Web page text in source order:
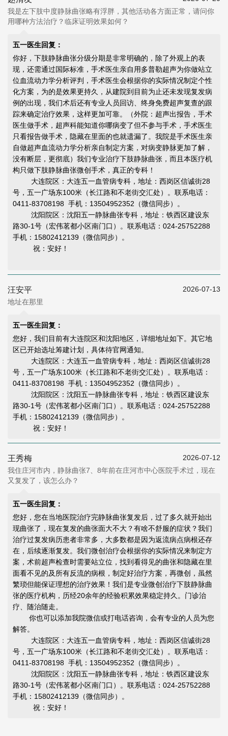
我是左下肢中度静脉曲张略有浮胖，其他活动各方面正常，请问你
用哪种方法治疗？临床证明效果如何？
五一医生回复：
你好，下肢静脉曲张分级分期是非常明确的，除了外观上的表
现，还需通过国际标准，手术医生亲自用多普勒超声为你做站立
位血流动力学分析评判，手术医生会根据你的实际情况制定个性
化方案，为的是效果更持久，从建院到目前为止还未发现复发病
例的出现，我们术后还有专业人员回访、终身免费超声复查的跟
踪来确定治疗效果，这样更加可靠。（外院：超声出报告，手术
医生做手术，超声科能知道你哪病变了但不参与手术，手术医生
只看报告做手术，隐藏在里面的也就遗漏了。我院是手术医生亲
自做超声血流动力学分析亲自制定方案，对病变静脉更加了解，
没有断层，更彻底）我们专业治疗下肢静脉曲张，而且本医疗机
构只做下肢静脉曲张微创手术，真正的专科！
大连院区：大连五一血管病专科，地址：西岗区信诚街28
号，五一广场东100米（长江路和不老街交汇处）。联系电话：
0411-83708198 手机：13504952352（微信同步）。
沈阳院区：沈阳五一静脉曲张专科，地址：铁西区建设东
路30-1号（宏伟茗都小区南门口）。联系电话：024-25752288
手机：15802412139（微信同步）。
祝：安好！
汪安平
2026-07-13
地址在那里
五一医生回复：
您好，我们目前有大连院区和沈阳地区，详细地址如下。其它地
区已开始选址筹建计划，具体待官网通知。
大连院区：大连五一血管病专科，地址：西岗区信诚街28
号，五一广场东100米（长江路和不老街交汇处）。联系电话：
0411-83708198 手机：13504952352（微信同步）。
沈阳院区：沈阳五一静脉曲张专科，地址：铁西区建设东
路30-1号（宏伟茗都小区南门口）。联系电话：024-25752288
手机：15802412139（微信同步）。
祝：安好！
王秀梅
2026-07-12
我住庄河市内，静脉曲张7、8年前在庄河市中心医院手术过，现在
又复发了，该怎么办？
五一医生回复：
您好，您在当地医院治疗完静脉曲张复发后，过了多久就开始出
现曲张了，现在复发的曲张面大不大？有啥不舒服的症状？我们
治疗过复发病历患者非常多，大多数都是因为返流病点病根还存
在，后续逐渐复发。我们微创治疗会根据你的实际情况来制定方
案，术前超声检查时需要站立位，找到看得见的曲张和隐藏在里
面看不见的及所有反流的病根，制定好治疗方案，再微创，虽然
繁琐但能保证理想的治疗效果 ！我们是专业微创治疗下肢静脉曲
张的医疗机构，历经20余年的经验积累效果稳定持久。门诊治
疗、随治随走。
你也可以添加我院微信或打电话咨询，会有专业的人员为您
解答。
大连院区：大连五一血管病专科，地址：西岗区信诚街28
号，五一广场东100米（长江路和不老街交汇处）。联系电话：
0411-83708198 手机：13504952352（微信同步）。
沈阳院区：沈阳五一静脉曲张专科，地址：铁西区建设东
路30-1号（宏伟茗都小区南门口）。联系电话：024-25752288
手机：15802412139（微信同步）。
祝：安好！